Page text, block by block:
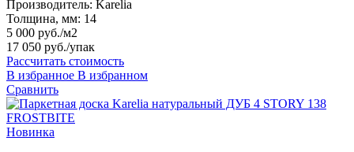
Производитель: Karelia
Толщина, мм: 14
5 000 руб./м2
17 050 руб./упак
Рассчитать стоимость
В избранное В избранном
Сравнить
Новинка